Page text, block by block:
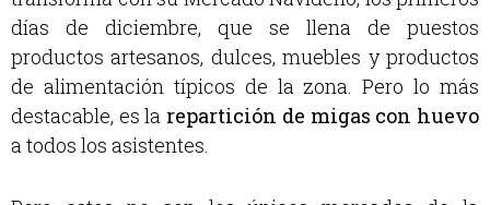
días de diciembre, que se llena de puestos
productos artesanos, dulces, muebles y productos
de alimentación típicos de la zona. Pero lo más
destacable, es la repartición de migas con huevo
a todos los asistentes.